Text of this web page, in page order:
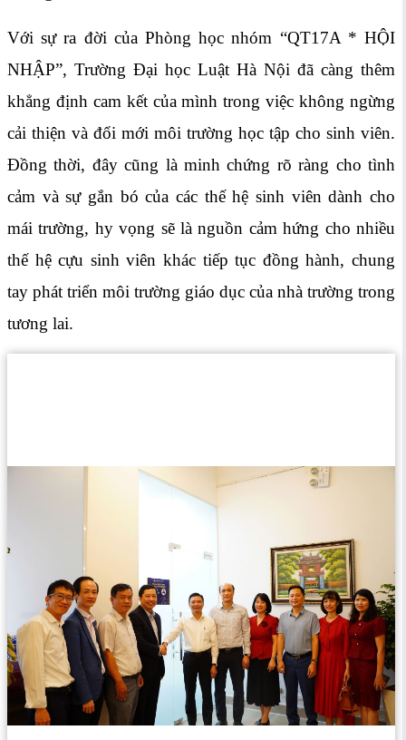
Với sự ra đời của Phòng học nhóm “QT17A * HỘI
NHẬP”, Trường Đại học Luật Hà Nội đã càng thêm
khẳng định cam kết của mình trong việc không ngừng
cải thiện và đổi mới môi trường học tập cho sinh viên.
Đồng thời, đây cũng là minh chứng rõ ràng cho tình
cảm và sự gắn bó của các thế hệ sinh viên dành cho
mái trường, hy vọng sẽ là nguồn cảm hứng cho nhiều
thế hệ cựu sinh viên khác tiếp tục đồng hành, chung
tay phát triển môi trường giáo dục của nhà trường trong
tương lai.